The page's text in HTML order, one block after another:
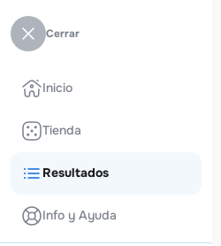
Cerrar
Inicio
Tienda
Resultados
Info y Ayuda